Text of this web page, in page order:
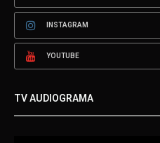
INSTAGRAM
YOUTUBE
TV AUDIOGRAMA